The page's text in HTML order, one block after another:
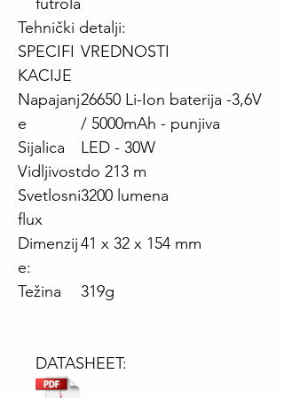
Tehnički detalji:
SPECIFI
KACIJE
VREDNOSTI
Napajanj
e
26650 Li-Ion baterija -3,6V
/ 5000mAh - punjiva
Sijalica
LED - 30W
Vidljivostdo 213 m
Svetlosni
flux
3200 lumena
Dimenzij
e:
41 x 32 x 154 mm
Težina 319g
DATASHEET: